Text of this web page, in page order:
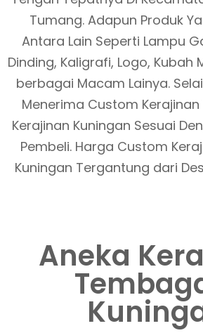
Tumang. Adapun Produk
Antara Lain Seperti Lampu
Dinding, Kaligrafi, Logo, Kubah
berbagai Macam Lainya.
Menerima Custom
Kerajinan Kuningan Sesuai
Pembeli. Harga Custom
Kuningan Tergantung dari
Aneka